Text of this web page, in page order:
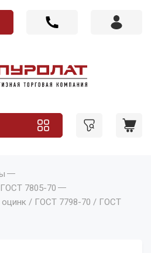
7805-70
оцинк / ГОСТ 7798-70 / ГОСТ